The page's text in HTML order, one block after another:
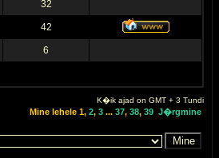
32
42
6
K�ik ajad on GMT + 3 Tundi
Mine lehele 1, 2, 3 ... 37, 38, 39 J�rgmine